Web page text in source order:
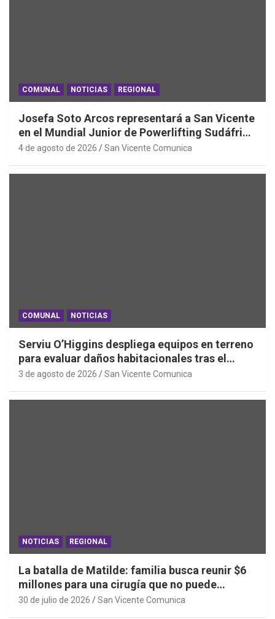
COMUNAL NOTICIAS REGIONAL
Josefa Soto Arcos representará a San Vicente
en el Mundial Junior de Powerlifting Sudáfrica
2026
4 de agosto de 2026 San Vicente Comunica
COMUNAL NOTICIAS
Serviu O’Higgins despliega equipos en terreno
para evaluar daños habitacionales tras el
Sistema Frontal
3 de agosto de 2026 San Vicente Comunica
NOTICIAS REGIONAL
La batalla de Matilde: familia busca reunir $6
millones para una cirugía que no puede
esperar
30 de julio de 2026 San Vicente Comunica